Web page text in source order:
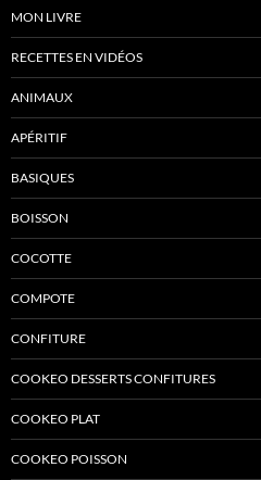
MON LIVRE
RECETTES EN VIDÉOS
ANIMAUX
APÉRITIF
BASIQUES
BOISSON
COCOTTE
COMPOTE
CONFITURE
COOKEO DESSERTS CONFITURES
COOKEO PLAT
COOKEO POISSON